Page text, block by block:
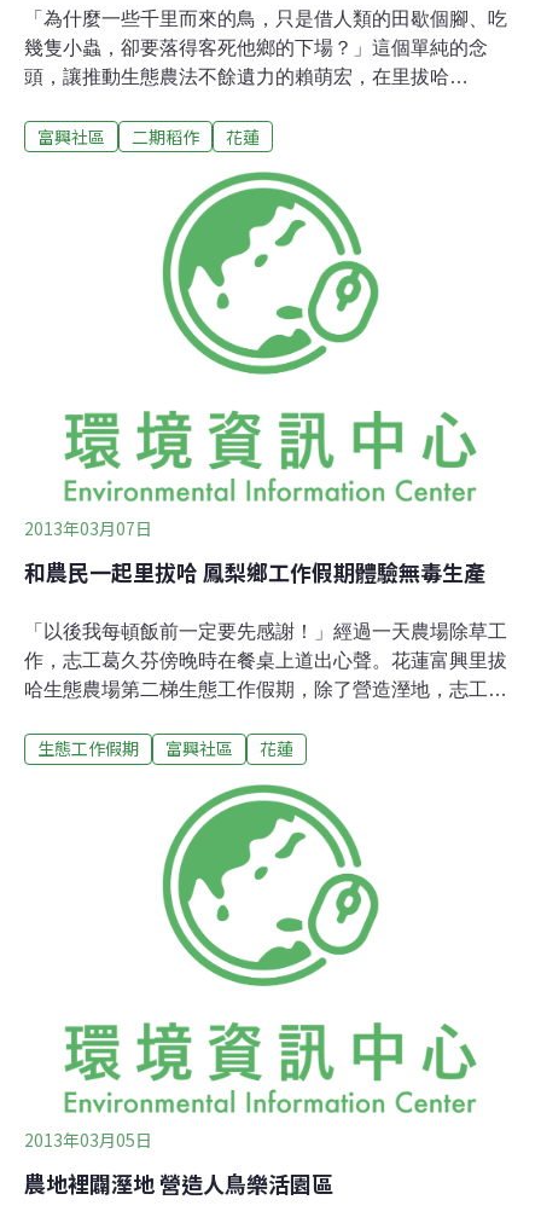
「為什麼一些千里而來的鳥，只是借人類的田歇個腳、吃
幾隻小蟲，卻要落得客死他鄉的下場？」這個單純的念
頭，讓推動生態農法不餘遺力的賴萌宏，在里拔哈
租下休耕農地，期待以一期農作一期濕地的方式，提供候
該」命名。由米農該發起人賴萌宏號召富興社區的農民，
投入「米農該」生產，並邀請候鳥回家。攝影：廖靜蕙米
農該生產棲地 呼喚候鳥回家「米農該」是阿美語
「minokay」的音譯，意思是「回家了」，除讓候鳥回得
了家，也要讓農友、友善農作回到村裡，更期待外出的村
民安心回家；不但期許以友善生態農法生產的農民有好收
入，還要讓候鳥有家可歸。「讓候鳥有地方棲息是應該
谷，不忍其沒有乾淨的地方可去的處境。位於花蓮海岸山
脈下瑞穗鄉最北端的富興村，阿美族、客家及閩南人三足
鼎立，
富興社區 二期稻作 花蓮
2013年03月07日
和農民一起里拔哈 鳳梨鄉工作假期體驗無毒生產
「以後我每頓飯前一定要先感謝！」經過一天農場除草工
作，志工葛久芬傍晚時在餐桌上道出心聲。花蓮富興里拔
哈生態農場第二梯生態工作假期，除了營造溼地，志工們
到糧食生產的辛苦，而友善環境的農法背後更隱含了農民
作物，也已經上市，開放購買。志工們表示，以前不知道
農事原來是這麼辛苦的事情，為了友善土地，不使用除草
劑，更需要大量勞動。「以後吃飯前一定要記得感謝種出
糧食的農民！」富興里拔哈（快樂）生態農場工作假期第
3天，志工們人手一支小鏟子、小板凳，蹲在地上與「根
深蒂固」的野草搏鬥，根除乾淨才能成為農地供耕種。里
拔哈第二梯次工作假期，不但完成溼地營造，接著是整
條播的方式種植小米。農場買了一部小型的翻耕機，志工
們根除雜草後的土地，接著以機器翻耕，每位志工在居民
生態工作假期 富興社區 花蓮
2013年03月05日
農地裡闢溼地 營造人鳥樂活園區